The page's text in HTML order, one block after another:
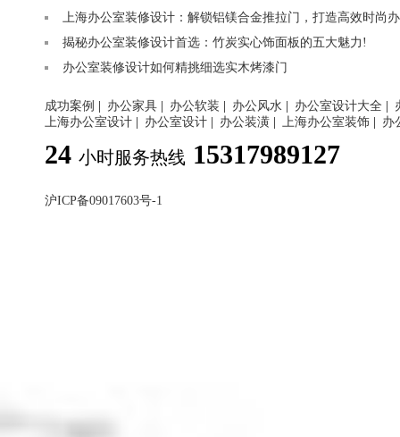
上海办公室装修设计：解锁铝镁合金推拉门，打造高效时尚
揭秘办公室装修设计首选：竹炭实心饰面板的五大魅力!
办公室装修设计如何精挑细选实木烤漆门
成功案例 办公家具 办公软装 办公风水 办公室设计大全
上海办公室设计
办公室设计 办公装潢 上海办公室装饰 办
24 小时服务热线 15317989127
沪ICP备09017603号-1